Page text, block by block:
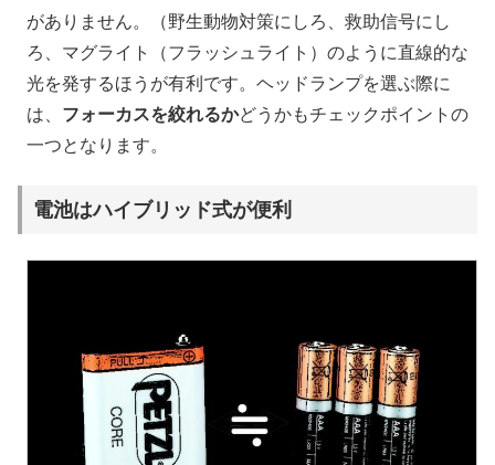
がありません。（野生動物対策にしろ、救助信号にし
ろ、マグライト（フラッシュライト）のように直線的な
光を発するほうが有利です。ヘッドランプを選ぶ際に
は、 フォーカスを絞れるかどうかもチェックポイントの
一つとなります。
電池はハイブリッド式が便利